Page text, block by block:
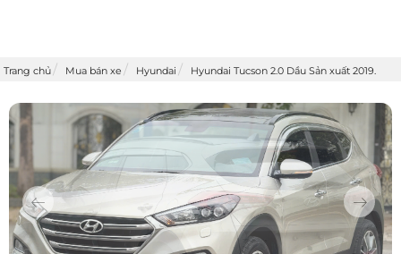
Trang chủ Mua bán xe Hyundai Hyundai Tucson 2.0 Dầu Sản xuất 2019.
Previous Next